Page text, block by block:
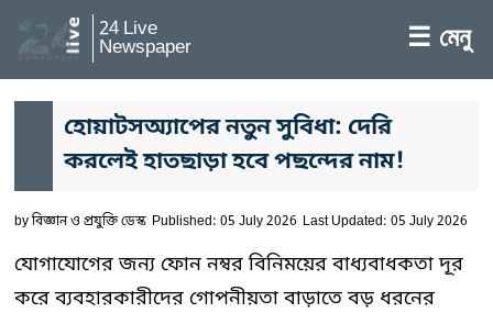
24 Live
Newspaper ☰ মেনু
হোয়াটসঅ্যাপের নতুন সুবিধা: দেরি
করলেই হাতছাড়া হবে পছন্দের নাম!
byবিজ্ঞান ও প্রযুক্তি ডেস্ক Published: 05 July 2026 Last Updated: 05 July 2026
যোগাযোগের জন্য ফোন নম্বর বিনিময়ের বাধ্যবাধকতা দূর
করে ব্যবহারকারীদের গোপনীয়তা বাড়াতে বড় ধরনের